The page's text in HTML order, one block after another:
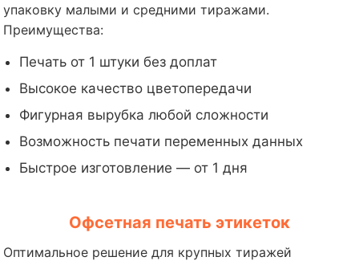
упаковку малыми и средними тиражами.
Преимущества:
Печать от 1 штуки без доплат
Высокое качество цветопередачи
Фигурная вырубка любой сложности
Возможность печати переменных данных
Быстрое изготовление — от 1 дня
Офсетная печать этикеток
Оптимальное решение для крупных тиражей